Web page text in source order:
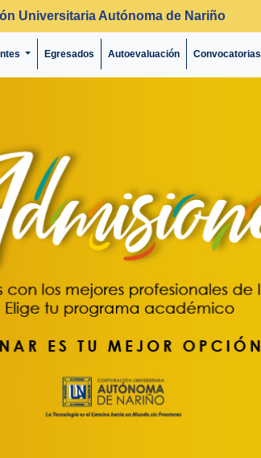
Universitaria Autónoma de Nariño
Egresados Autoevaluación Convocatorias